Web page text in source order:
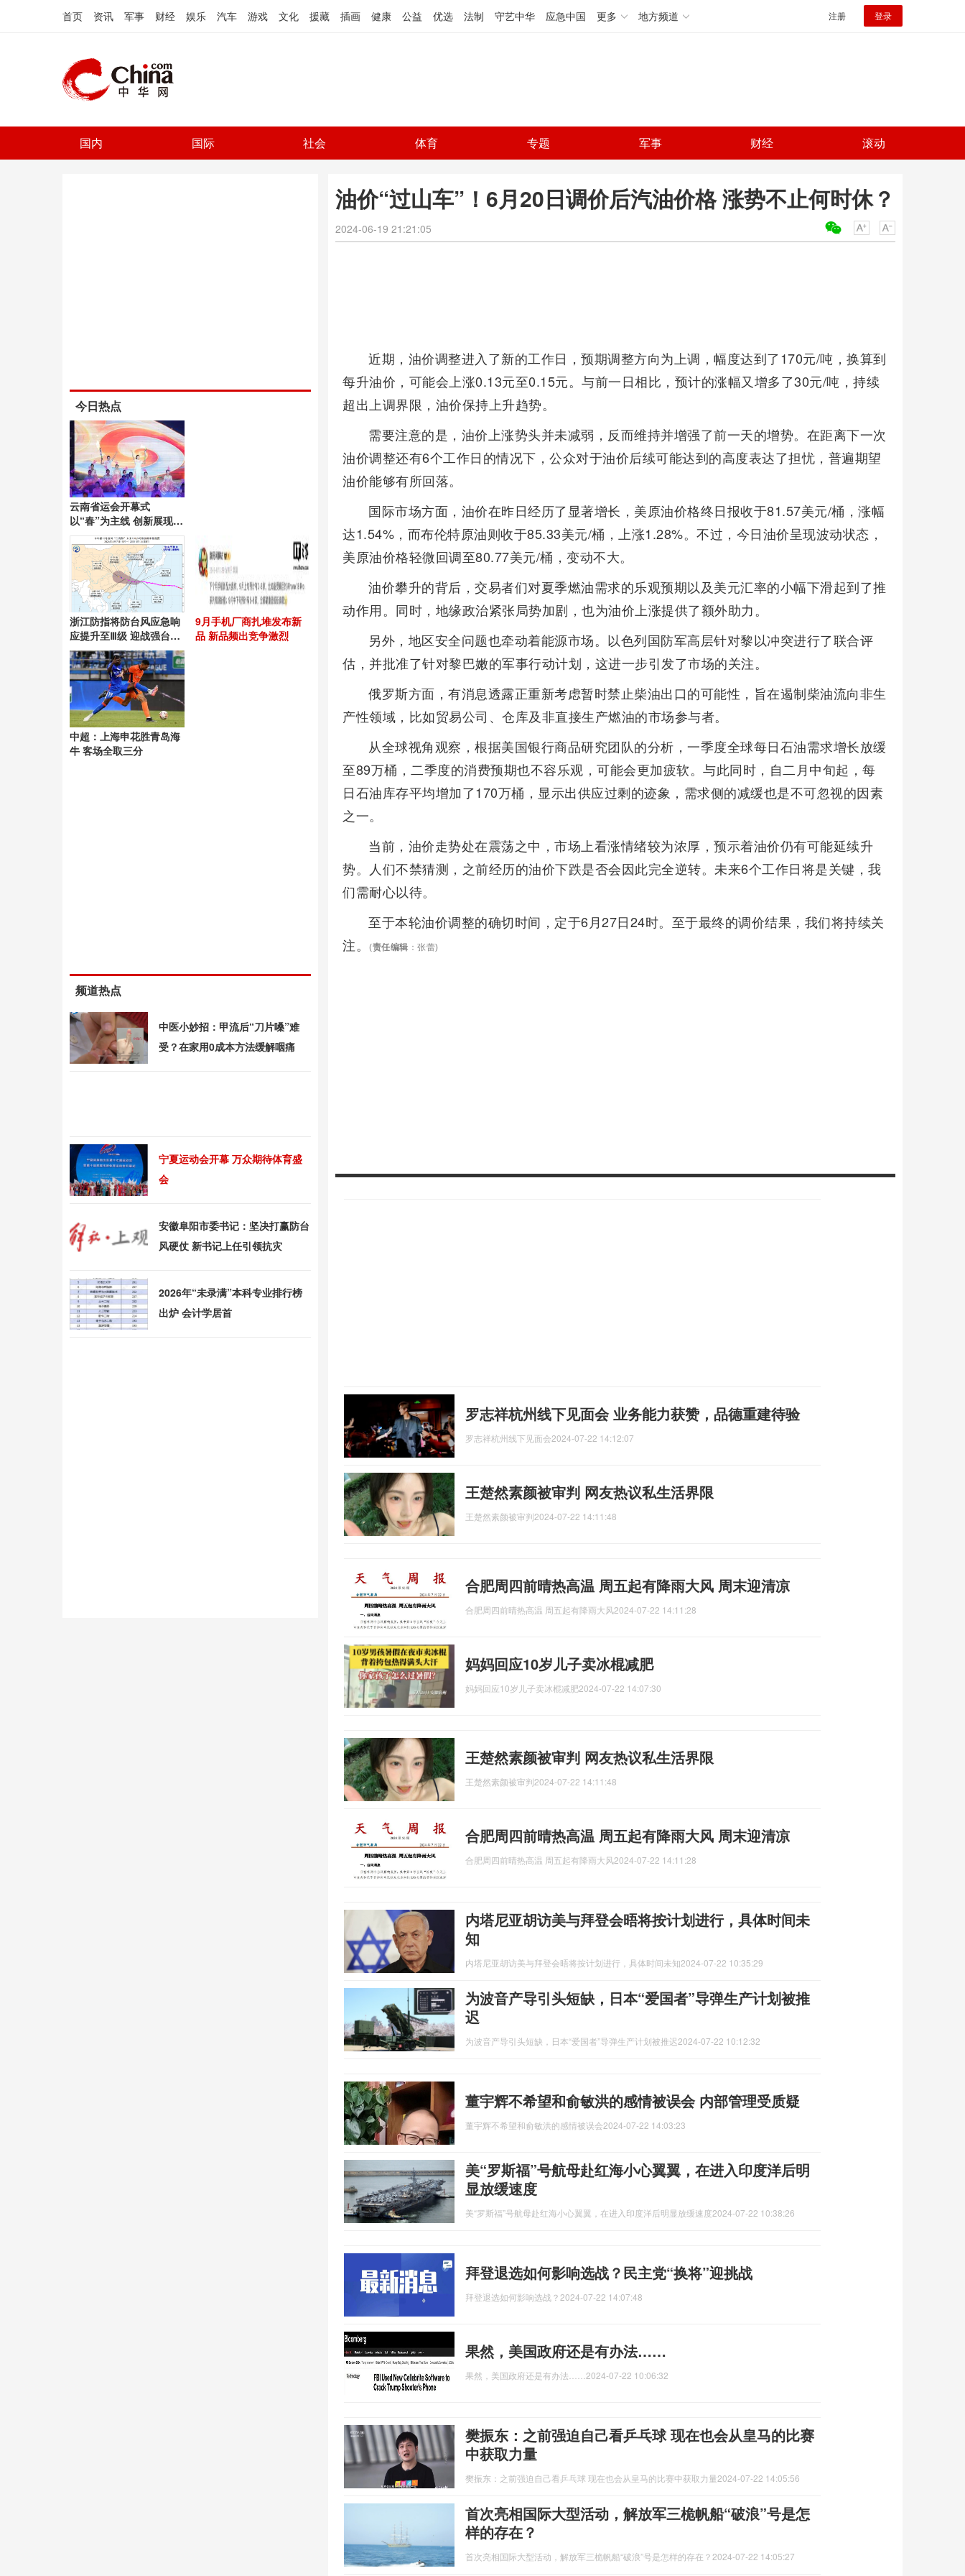
首页 资讯 军事 财经 娱乐 汽车 游戏 文化 援藏 插画 健康 公益 优选 法制 守艺中华 应急中国 更多 地方频道 注册 登录
国内 国际 社会 体育 专题 军事 财经 滚动
油价“过山车”！6月20日调价后汽油价格 涨势不止何时休？
2024-06-19 21:21:05
近期，油价调整进入了新的工作日，预期调整方向为上调，幅度达到了170元/吨，换算到
每升油价，可能会上涨0.13元至0.15元。与前一日相比，预计的涨幅又增多了30元/吨，持续
超出上调界限，油价保持上升趋势。
需要注意的是，油价上涨势头并未减弱，反而维持并增强了前一天的增势。在距离下一次
油价调整还有6个工作日的情况下，公众对于油价后续可能达到的高度表达了担忧，普遍期望
油价能够有所回落。
国际市场方面，油价在昨日经历了显著增长，美原油价格终日报收于81.57美元/桶，涨幅
达1.54%，而布伦特原油则收于85.33美元/桶，上涨1.28%。不过，今日油价呈现波动状态，
美原油价格轻微回调至80.77美元/桶，变动不大。
油价攀升的背后，交易者们对夏季燃油需求的乐观预期以及美元汇率的小幅下滑起到了推
动作用。同时，地缘政治紧张局势加剧，也为油价上涨提供了额外助力。
另外，地区安全问题也牵动着能源市场。以色列国防军高层针对黎以冲突进行了联合评
估，并批准了针对黎巴嫩的军事行动计划，这进一步引发了市场的关注。
俄罗斯方面，有消息透露正重新考虑暂时禁止柴油出口的可能性，旨在遏制柴油流向非生
产性领域，比如贸易公司、仓库及非直接生产燃油的市场参与者。
从全球视角观察，根据美国银行商品研究团队的分析，一季度全球每日石油需求增长放缓
至89万桶，二季度的消费预期也不容乐观，可能会更加疲软。与此同时，自二月中旬起，每
日石油库存平均增加了170万桶，显示出供应过剩的迹象，需求侧的减缓也是不可忽视的因素
之一。
当前，油价走势处在震荡之中，市场上看涨情绪较为浓厚，预示着油价仍有可能延续升
势。人们不禁猜测，之前经历的油价下跌是否会因此完全逆转。未来6个工作日将是关键，我
们需耐心以待。
至于本轮油价调整的确切时间，定于6月27日24时。至于最终的调价结果，我们将持续关
注。
(责任编辑 ：张蕾)
罗志祥杭州线下见面会 业务能力获赞，品德重建待验
罗志祥杭州线下见面会2024-07-22 14:12:07
王楚然素颜被审判 网友热议私生活界限
王楚然素颜被审判2024-07-22 14:11:48
合肥周四前晴热高温 周五起有降雨大风 周末迎清凉
合肥周四前晴热高温 周五起有降雨大风2024-07-22 14:11:28
妈妈回应10岁儿子卖冰棍减肥
妈妈回应10岁儿子卖冰棍减肥2024-07-22 14:07:30
王楚然素颜被审判 网友热议私生活界限
王楚然素颜被审判2024-07-22 14:11:48
合肥周四前晴热高温 周五起有降雨大风 周末迎清凉
合肥周四前晴热高温 周五起有降雨大风2024-07-22 14:11:28
内塔尼亚胡访美与拜登会晤将按计划进行，具体时间未
知
内塔尼亚胡访美与拜登会晤将按计划进行，具体时间未知2024-07-22 10:35:29
为波音产导引头短缺，日本“爱国者”导弹生产计划被推
迟
为波音产导引头短缺，日本“爱国者”导弹生产计划被推迟2024-07-22 10:12:32
董宇辉不希望和俞敏洪的感情被误会 内部管理受质疑
董宇辉不希望和俞敏洪的感情被误会2024-07-22 14:03:23
美“罗斯福”号航母赴红海小心翼翼，在进入印度洋后明
显放缓速度
美“罗斯福”号航母赴红海小心翼翼，在进入印度洋后明显放缓速度2024-07-22 10:38:26
拜登退选如何影响选战？民主党“换将”迎挑战
拜登退选如何影响选战？ 2024-07-22 14:07:48
果然，美国政府还是有办法……
果然，美国政府还是有办法…… 2024-07-22 10:06:32
樊振东：之前强迫自己看乒乓球 现在也会从皇马的比赛
中获取力量
樊振东：之前强迫自己看乒乓球 现在也会从皇马的比赛中获取力量2024-07-22 14:05:56
首次亮相国际大型活动，解放军三桅帆船“破浪”号是怎
样的存在？
首次亮相国际大型活动，解放军三桅帆船“破浪”号是怎样的存在？ 2024-07-22 14:05:27
今日热点
云南省运会开幕式
以“春”为主线 创新展现昆
明风采
浙江防指将防台风应急响
应提升至Ⅲ级 迎战强台
风“白海豚”
9月手机厂商扎堆发布新
品 新品频出竞争激烈
中超：上海申花胜青岛海
牛 客场全取三分
频道热点
中医小妙招：甲流后“刀片嗓”难
受？在家用0成本方法缓解咽痛
宁夏运动会开幕 万众期待体育盛
会
安徽阜阳市委书记：坚决打赢防台
风硬仗 新书记上任引领抗灾
2026年“未录满”本科专业排行榜
出炉 会计学居首